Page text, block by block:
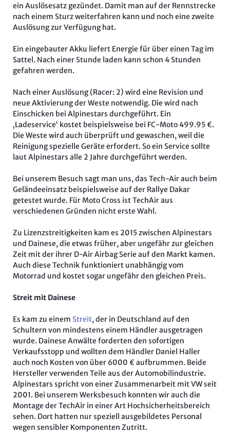
ein Auslösesatz gezündet. Damit man auf der Rennstrecke
nach einem Sturz weiterfahren kann und noch eine zweite
Auslösung zur Verfügung hat.
Ein eingebauter Akku liefert Energie für über einen Tag im
Sattel. Nach einer Stunde laden kann schon 4 Stunden
gefahren werden.
Nach einer Auslösung (Racer: 2) wird eine Revision und
neue Aktivierung der Weste notwendig. Die wird nach
Einschicken bei Alpinestars durchgeführt. Ein
‚Ladeservice‘ kostet beispielsweise bei FC-Moto 499.95 €.
Die Weste wird auch überprüft und gewaschen, weil die
Reinigung spezielle Geräte erfordert. So ein Service sollte
laut Alpinestars alle 2 Jahre durchgeführt werden.
Bei unserem Besuch sagt man uns, das Tech-Air auch beim
Geländeeinsatz beispielsweise auf der Rallye Dakar
getestet wurde. Für Moto Cross ist TechAir aus
verschiedenen Gründen nicht erste Wahl.
Zu Lizenzstreitigkeiten kam es 2015 zwischen Alpinestars
und Dainese, die etwas früher, aber ungefähr zur gleichen
Zeit mit der ihrer D-Air Airbag Serie auf den Markt kamen.
Auch diese Technik funktioniert unabhängig vom
Motorrad und kostet sogar ungefähr den gleichen Preis.
Streit mit Dainese
Es kam zu einem Streit, der in Deutschland auf den
Schultern von mindestens einem Händler ausgetragen
wurde. Dainese Anwälte forderten den sofortigen
Verkaufsstopp und wollten dem Händler Daniel Haller
auch noch Kosten von über 6000 € aufbrummen. Beide
Hersteller verwenden Teile aus der Automobilindustrie.
Alpinestars spricht von einer Zusammenarbeit mit VW seit
2001. Bei unserem Werksbesuch konnten wir auch die
Montage der TechAir in einer Art Hochsicherheitsbereich
sehen. Dort hatten nur speziell ausgebildetes Personal
wegen sensibler Komponenten Zutritt.